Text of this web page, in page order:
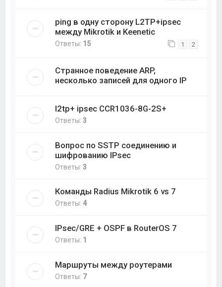
ping в одну сторону L2TP+ipsec
между Mikrotik и Keenetic
Ответы: 15 1 2
Странное поведение ARP,
несколько записей для одного IP
l2tp+ ipsec CCR1036-8G-2S+
Ответы:3
Вопрос по SSTP соединению и
шифрованию IPsec
Ответы:3
Команды Radius Mikrotik 6 vs 7
Ответы:4
IPsec/GRE + OSPF в RouterOS 7
Ответы: 1
Маршруты между роутерами
Ответы: 7